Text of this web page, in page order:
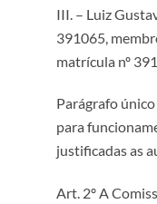
III. – Luiz
391065,
matrícula nº
Parágrafo
para
justificadas as
Art. 2º A